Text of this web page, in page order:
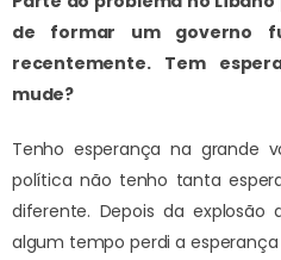
de formar um governo
recentemente. Tem
mude?
Tenho esperança na grande
política não tenho tanta
diferente. Depois da explosão
algum tempo perdi a